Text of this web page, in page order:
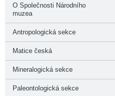
O Společnosti Národního
muzea
Antropologická sekce
Matice česká
Mineralogická sekce
Paleontologická sekce